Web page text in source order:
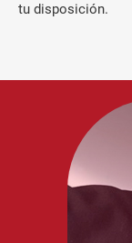
tu disposición.